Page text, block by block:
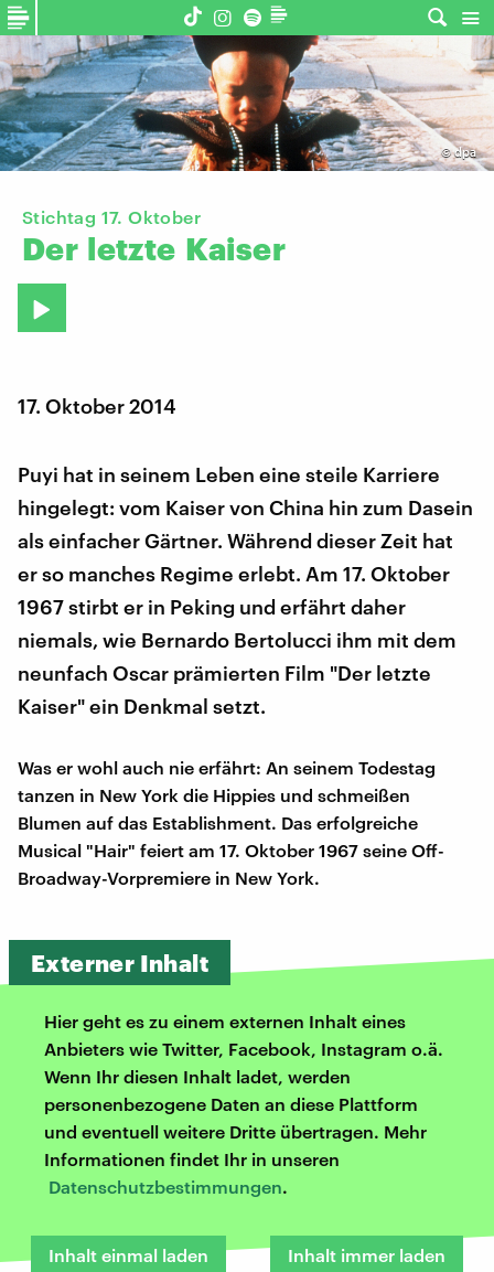
©dpa
Stichtag 17. Oktober
Der letzte Kaiser
17. Oktober 2014
Puyi hat in seinem Leben eine steile Karriere
hingelegt: vom Kaiser von China hin zum Dasein
als einfacher Gärtner. Während dieser Zeit hat
er so manches Regime erlebt. Am 17. Oktober
1967 stirbt er in Peking und erfährt daher
niemals, wie Bernardo Bertolucci ihm mit dem
neunfach Oscar prämierten Film "Der letzte
Kaiser" ein Denkmal setzt.
Was er wohl auch nie erfährt: An seinem Todestag
tanzen in New York die Hippies und schmeißen
Blumen auf das Establishment. Das erfolgreiche
Musical "Hair" feiert am 17. Oktober 1967 seine Off-
Broadway-Vorpremiere in New York.
Externer Inhalt
Hier geht es zu einem externen Inhalt eines
Anbieters wie Twitter, Facebook, Instagram o.ä.
Wenn Ihr diesen Inhalt ladet, werden
personenbezogene Daten an diese Plattform
und eventuell weitere Dritte übertragen. Mehr
Informationen findet Ihr in unseren
Datenschutzbestimmungen.
Inhalt einmal laden Inhalt immer laden